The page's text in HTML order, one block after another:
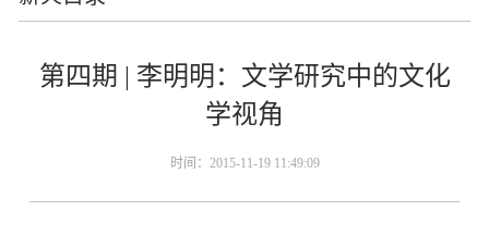
第四期 | 李明明：文学研究中的文化
学视角
时间：2015-11-19 11:49:09